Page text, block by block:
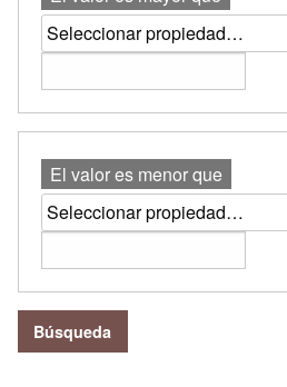
El valor es menor que